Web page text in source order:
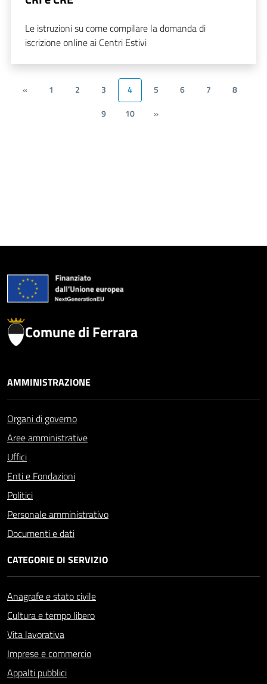
Le istruzioni su come compilare la domanda di
iscrizione online ai Centri Estivi
« 1 2 3 4 5 6 7
8
9
10 »
Comune di Ferrara
AMMINISTRAZIONE
Organi di governo
Aree amministrative
Uffici
Enti e Fondazioni
Politici
Personale amministrativo
Documenti e dati
CATEGORIE DI SERVIZIO
Anagrafe e stato civile
Cultura e tempo libero
Vita lavorativa
Imprese e commercio
Appalti pubblici